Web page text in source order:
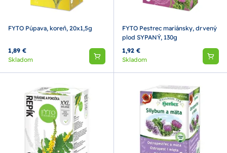
FYTO Púpava, koreň, 20x1,5g
1,89 €
Skladom
FYTO Pestrec mariánsky, drvený
plod SYPANÝ, 130g
1,92 €
Skladom